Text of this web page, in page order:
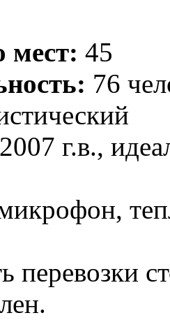
мест: 45
76
2007 г.в.,
перевозки